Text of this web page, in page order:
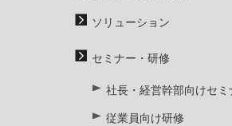
ソリューション
セミナー・研修
社長・経営幹部向けセミ
従業員向け研修